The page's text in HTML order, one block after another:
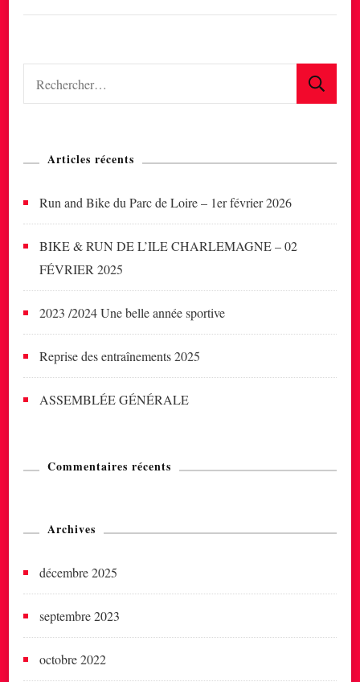
2025
Articles récents
Run and Bike du Parc de Loire – 1er février 2026
BIKE & RUN DE L’ILE CHARLEMAGNE – 02
FÉVRIER 2025
2023 /2024 Une belle année sportive
Reprise des entraînements 2025
ASSEMBLÉE GÉNÉRALE
Commentaires récents
Archives
décembre 2025
septembre 2023
octobre 2022